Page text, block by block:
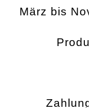
März bis